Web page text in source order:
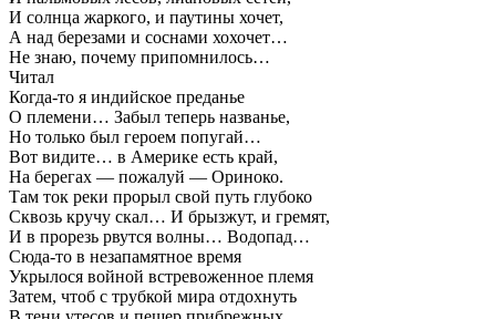
И солнца жаркого, и паутины хочет,
А над березами и соснами хохочет…
Не знаю, почему припомнилось…
Читал
Когда-то я индийское преданье
О племени… Забыл теперь названье,
Но только был героем попугай…
Вот видите… в Америке есть край,
На берегах — пожалуй — Ориноко.
Там ток реки прорыл свой путь глубоко
Сквозь кручу скал… И брызжут, и гремят,
И в прорезь рвутся волны… Водопад…
Сюда-то в незапамятное время
Укрылося войной встревоженное племя
Затем, чтоб с трубкой мира отдохнуть